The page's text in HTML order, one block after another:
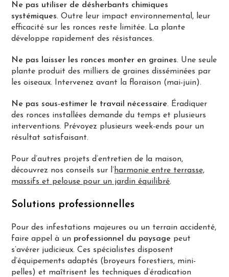
Ne pas utiliser de désherbants chimiques
systémiques. Outre leur impact environnemental, leur
efficacité sur les ronces reste limitée. La plante
développe rapidement des résistances.
Ne pas laisser les ronces monter en graines. Une seule
plante produit des milliers de graines disséminées par
les oiseaux. Intervenez avant la floraison (mai-juin).
Ne pas sous-estimer le travail nécessaire. Éradiquer
des ronces installées demande du temps et plusieurs
interventions. Prévoyez plusieurs week-ends pour un
résultat satisfaisant.
Pour d’autres projets d’entretien de la maison,
découvrez nos conseils sur l’ harmonie entre terrasse,
massifs et pelouse pour un jardin équilibré.
Solutions professionnelles
Pour des infestations majeures ou un terrain accidenté,
faire appel à un professionnel du paysage peut
s’avérer judicieux. Ces spécialistes disposent
d’équipements adaptés (broyeurs forestiers, mini-
pelles) et maîtrisent les techniques d’éradication